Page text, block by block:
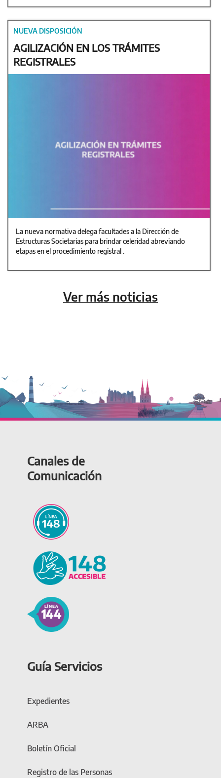
NUEVA DISPOSICIÓN
AGILIZACIÓN EN LOS TRÁMITES
REGISTRALES
La nueva normativa delega facultades a la Dirección de
Estructuras Societarias para brindar celeridad abreviando
etapas en el procedimiento registral .
Ver más noticias
Canales de
Comunicación
Guía Servicios
Expedientes
ARBA
Boletín Oficial
Registro de las Personas